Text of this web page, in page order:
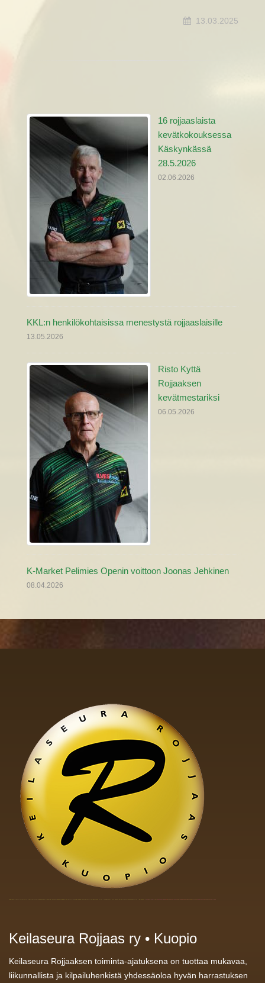
13.03.2025
16 rojjaaslaista
kevätkokouksessa
Käskynkässä
28.5.2026
02.06.2026
KKL:n henkilökohtaisissa menestystä rojjaaslaisille
13.05.2026
Risto Kyttä
Rojjaaksen
kevätmestariksi
06.05.2026
K-Market Pelimies Openin voittoon Joonas Jehkinen
08.04.2026
Keilaseura Rojjaas ry • Kuopio
Keilaseura Rojjaaksen toiminta-ajatuksena on tuottaa mukavaa,
liikunnallista ja kilpailuhenkistä yhdessäoloa hyvän harrastuksen